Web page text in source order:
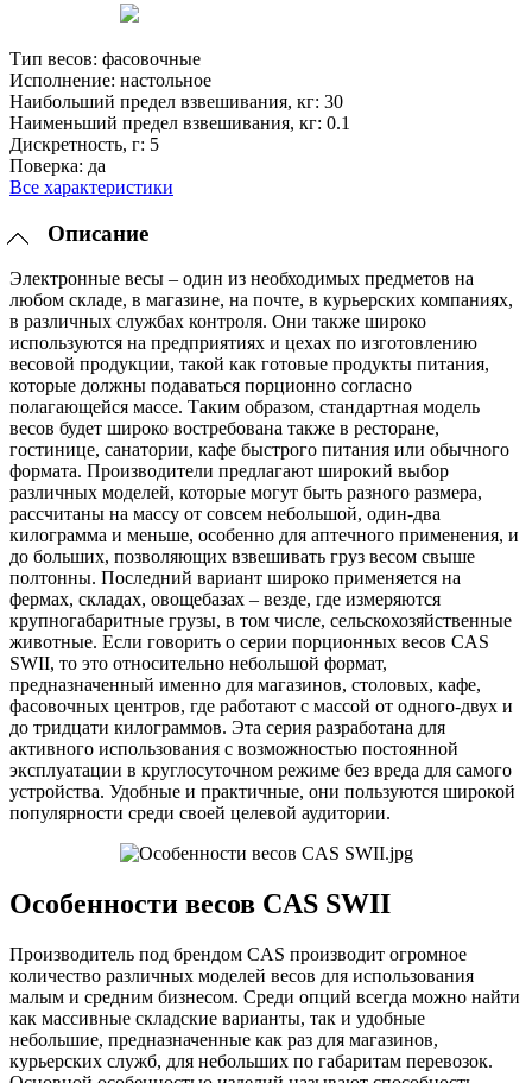
Тип весов: фасовочные
Исполнение: настольное
Наибольший предел взвешивания, кг: 30
Наименьший предел взвешивания, кг: 0.1
Дискретность, г: 5
Поверка: да
Все характеристики
Описание
Электронные весы – один из необходимых предметов на
любом складе, в магазине, на почте, в курьерских компаниях,
в различных службах контроля. Они также широко
используются на предприятиях и цехах по изготовлению
весовой продукции, такой как готовые продукты питания,
которые должны подаваться порционно согласно
полагающейся массе. Таким образом, стандартная модель
весов будет широко востребована также в ресторане,
гостинице, санатории, кафе быстрого питания или обычного
формата. Производители предлагают широкий выбор
различных моделей, которые могут быть разного размера,
рассчитаны на массу от совсем небольшой, один-два
килограмма и меньше, особенно для аптечного применения, и
до больших, позволяющих взвешивать груз весом свыше
полтонны. Последний вариант широко применяется на
фермах, складах, овощебазах – везде, где измеряются
крупногабаритные грузы, в том числе, сельскохозяйственные
животные. Если говорить о серии порционных весов CAS
SWII, то это относительно небольшой формат,
предназначенный именно для магазинов, столовых, кафе,
фасовочных центров, где работают с массой от одного-двух и
до тридцати килограммов. Эта серия разработана для
активного использования с возможностью постоянной
эксплуатации в круглосуточном режиме без вреда для самого
устройства. Удобные и практичные, они пользуются широкой
популярности среди своей целевой аудитории.
Особенности весов CAS SWII
Производитель под брендом CAS производит огромное
количество различных моделей весов для использования
малым и средним бизнесом. Среди опций всегда можно найти
как массивные складские варианты, так и удобные
небольшие, предназначенные как раз для магазинов,
курьерских служб, для небольших по габаритам перевозок.